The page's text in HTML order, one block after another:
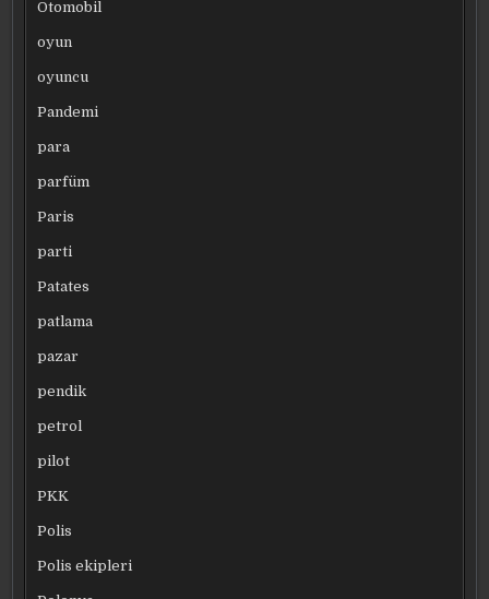
Otomobil
oyun
oyuncu
Pandemi
para
parfüm
Paris
parti
Patates
patlama
pazar
pendik
petrol
pilot
PKK
Polis
Polis ekipleri